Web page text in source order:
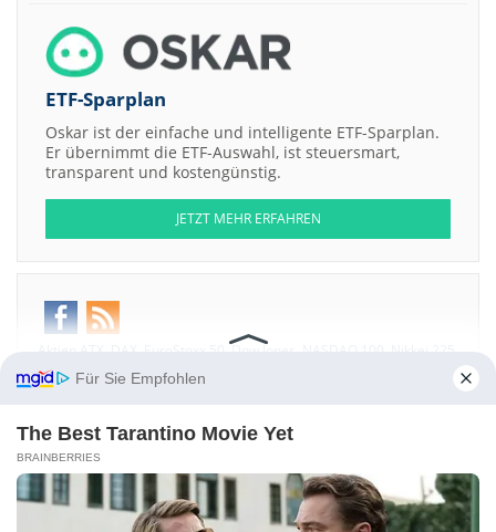
ETF-Sparplan
Oskar ist der einfache und intelligente ETF-Sparplan.
Er übernimmt die ETF-Auswahl, ist steuersmart,
transparent und kostengünstig.
JETZT MEHR ERFAHREN
Dow Jones
Hybricon AB Cons of 1 Sh + 1 Wt Ensysce Biosciences
Trading Company Registered Shs
Membership Units Scarbrough RD Series -2174-
Kontakt -Impressum Werbung-Barrierefreiheit
Für Sie Empfohlen
The Best Tarantino Movie Yet
BRAINBERRIES